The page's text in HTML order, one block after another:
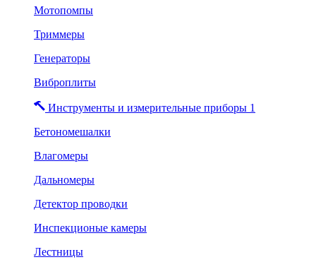
Мотопомпы
Триммеры
Генераторы
Виброплиты
Инструменты и измерительные приборы 1
Бетономешалки
Влагомеры
Дальномеры
Детектор проводки
Инспекционые камеры
Лестницы